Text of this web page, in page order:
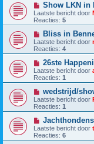
Show LKN in
Laatste bericht door
Reacties: 5
Bliss in
Laatste bericht door
Reacties: 4
26ste
Laatste bericht door
Reacties: 1
wedstrijd/
Laatste bericht door
Reacties: 1
Laatste bericht door
Reacties: 6